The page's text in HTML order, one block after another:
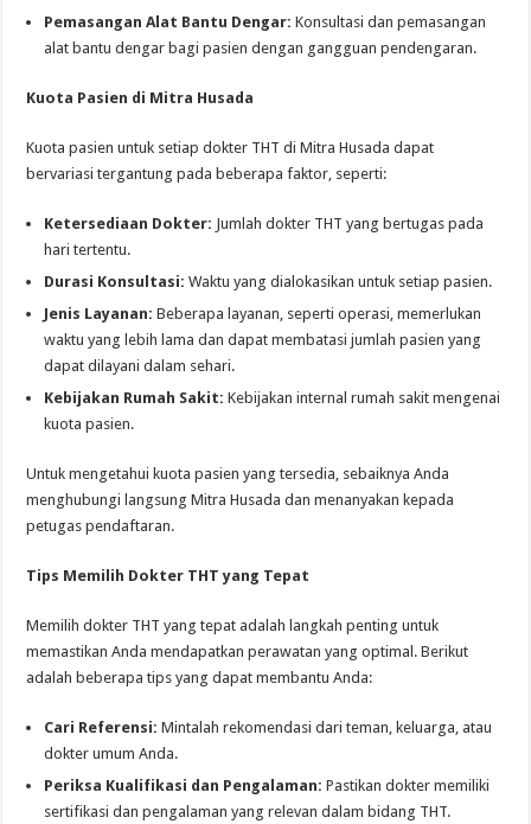
Pemasangan Alat Bantu Dengar: Konsultasi dan pemasangan
alat bantu dengar bagi pasien dengan gangguan pendengaran.
Kuota Pasien di Mitra Husada
Kuota pasien untuk setiap dokter THT di Mitra Husada dapat
bervariasi tergantung pada beberapa faktor, seperti:
Ketersediaan Dokter: Jumlah dokter THT yang bertugas pada
hari tertentu.
Durasi Konsultasi: Waktu yang dialokasikan untuk setiap pasien.
Jenis Layanan: Beberapa layanan, seperti operasi, memerlukan
waktu yang lebih lama dan dapat membatasi jumlah pasien yang
dapat dilayani dalam sehari.
Kebijakan Rumah Sakit: Kebijakan internal rumah sakit mengenai
kuota pasien.
Untuk mengetahui kuota pasien yang tersedia, sebaiknya Anda
menghubungi langsung Mitra Husada dan menanyakan kepada
petugas pendaftaran.
Tips Memilih Dokter THT yang Tepat
Memilih dokter THT yang tepat adalah langkah penting untuk
memastikan Anda mendapatkan perawatan yang optimal. Berikut
adalah beberapa tips yang dapat membantu Anda:
Cari Referensi: Mintalah rekomendasi dari teman, keluarga, atau
dokter umum Anda.
Periksa Kualifikasi dan Pengalaman: Pastikan dokter memiliki
sertifikasi dan pengalaman yang relevan dalam bidang THT.